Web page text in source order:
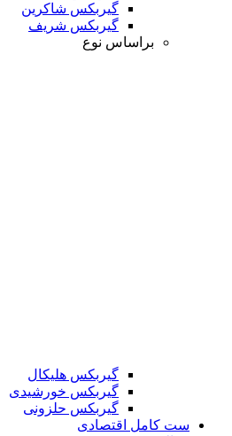
گیربکس شاکرین
گیربکس شریف
براساس نوع
گیربکس هلیکال
گیربکس خورشیدی
گیربکس حلزونی
ست کامل اقتصادی